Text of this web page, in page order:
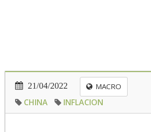
21/04/2022 MACRO
CHINA INFLACION